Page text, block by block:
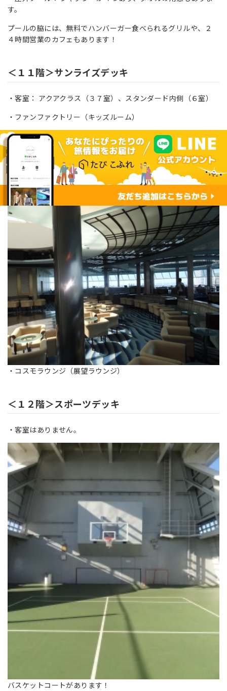
す。
プールの脇には、無料でハンバーガー食べられるグリルや、２
４時間営業のカフェもあります！
＜１１階＞サンライズデッキ
・客室： アクアクラス（３７室）、スタンダード内側（６室）
・ファンファクトリー（キッズルーム）
・コスモラウンジ（展望ラウンジ）
＜１２階＞スポーツデッキ
・客室はありません。
バスケットコートがあります！